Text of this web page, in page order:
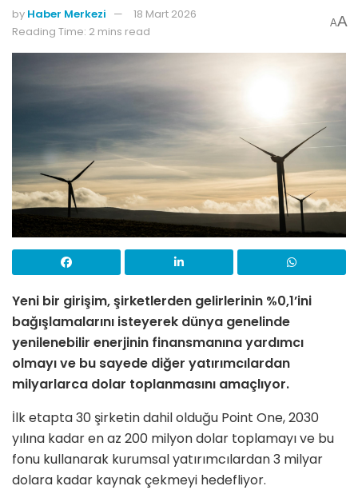
by Haber Merkezi
18 Mart 2026
Reading Time: 2 mins read
AA
Yeni bir girişim, şirketlerden gelirlerinin %0,1’ini
bağışlamalarını isteyerek dünya genelinde
yenilenebilir enerjinin finansmanına yardımcı
olmayı ve bu sayede diğer yatırımcılardan
milyarlarca dolar toplanmasını amaçlıyor.
İlk etapta 30 şirketin dahil olduğu Point One, 2030
yılına kadar en az 200 milyon dolar toplamayı ve bu
fonu kullanarak kurumsal yatırımcılardan 3 milyar
dolara kadar kaynak çekmeyi hedefliyor.